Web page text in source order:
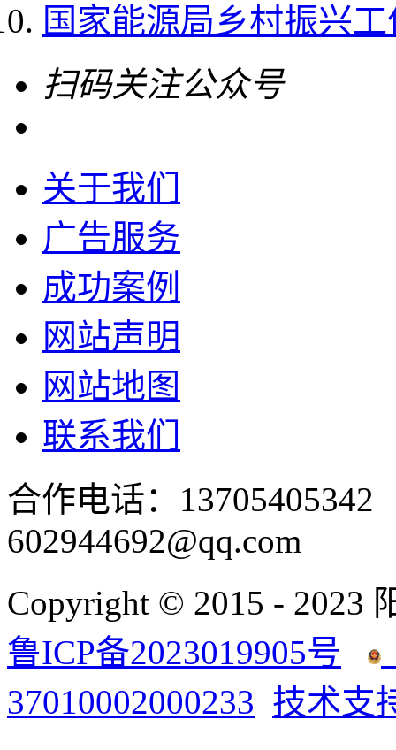
国家能源局乡村振兴
扫码关注公众号
关于我们
广告服务
成功案例
网站声明
网站地图
联系我们
合作电话：
602944692@qq.com
Copyright © 2015 - 2023
鲁ICP备2023019905号
37010002000233 技术支